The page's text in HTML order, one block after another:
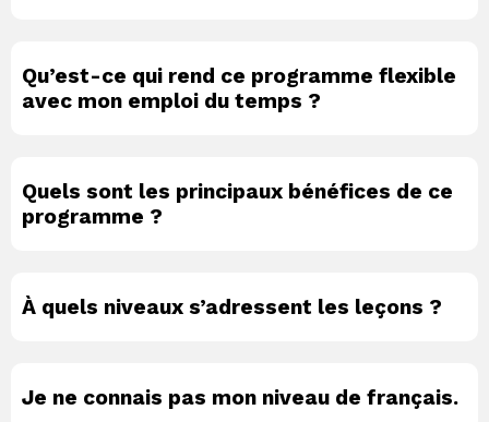
Qu’est-ce qui rend ce programme flexible
avec mon emploi du temps ?
Quels sont les principaux bénéfices de ce
programme ?
À quels niveaux s’adressent les leçons ?
Je ne connais pas mon niveau de français.